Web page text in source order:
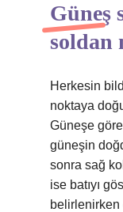
Güneş
soldan
Herkesin
noktaya
Güneşe
güneşin
sonra sağ
ise batıyı